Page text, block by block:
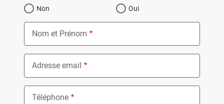
Non Oui
Nom et Prénom
Adresse email
Téléphone